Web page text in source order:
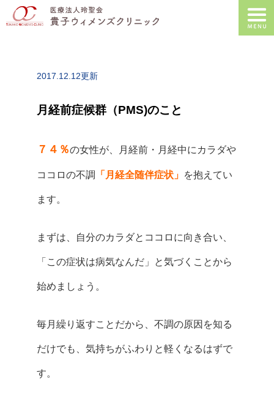
2017.12.12更新
月経前症候群（PMS)のこと
７４％の女性が、月経前・月経中にカラダや
ココロの不調 「月経全随伴症状」 を抱えてい
ます。
まずは、自分のカラダとココロに向き合い、
「この症状は病気なんだ」と気づくことから
始めましょう。
毎月繰り返すことだから、不調の原因を知る
だけでも、気持ちがふわりと軽くなるはずで
す。